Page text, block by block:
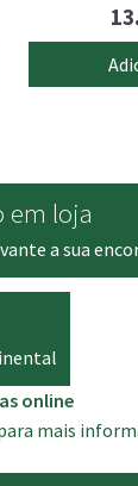
em loja
a sua
online
mais